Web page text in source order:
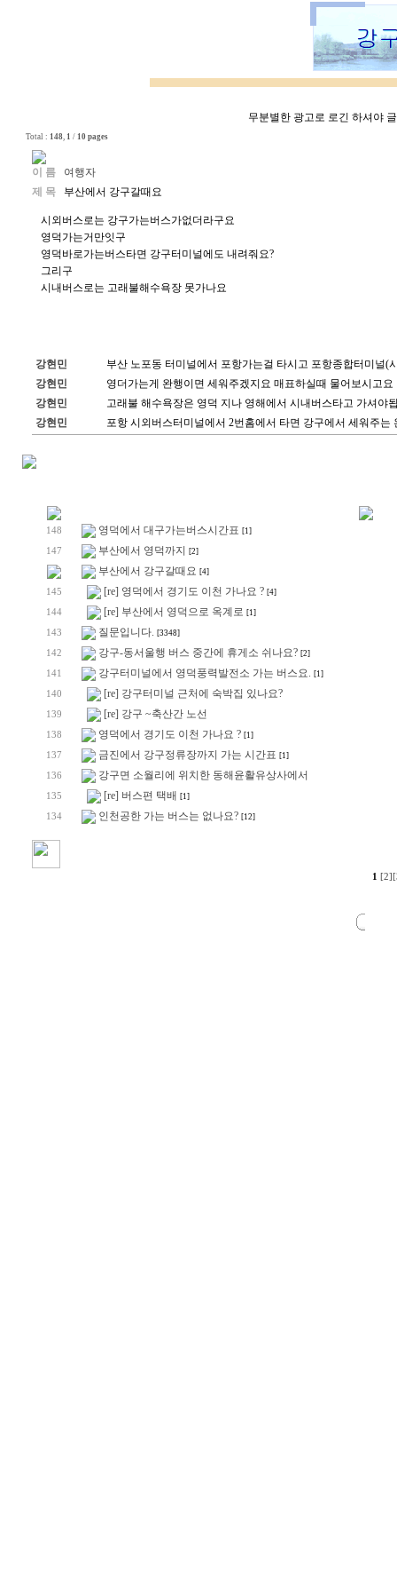
무분별한 광고로 로긴 하셔야
Total : 148, 1 / 10 pages
이 름
여행자
제 목
부산에서 강구갈때요
시외버스로는 강구가는버스가없더라구요
영덕가는거만잇구
영덕바로가는버스타면 강구터미널에도 내려줘요?
그리구
시내버스로는 고래불해수욕장 못가나요
강현민
부산 노포동 터미널에서 포항가는걸 타시고 포항종합터미널(
강현민
영더가는게 완행이면 세워주겠지요 매표하실때 물어보시고요
강현민
고래불 해수욕장은 영덕 지나 영해에서 시내버스타고 가셔야
강현민
포항 시외버스터미널에서 2번홈에서 타면 강구에서 세워주는
148 영덕에서 대구가는버스시간표 [1]
147 부산에서 영덕까지 [2]
부산에서 강구갈때요 [4]
145 [re] 영덕에서 경기도 이천 가나요 ? [4]
144 [re] 부산에서 영덕으로 옥계로 [1]
143 질문입니다. [3348]
142 강구-동서울행 버스 중간에 휴게소 쉬나요? [2]
141 강구터미널에서 영덕풍력발전소 가는 버스요. [1]
140 [re] 강구터미널 근처에 숙박집 있나요?
139 [re] 강구 ~축산간 노선
138 영덕에서 경기도 이천 가나요 ? [1]
137 금진에서 강구정류장까지 가는 시간표 [1]
136 강구면 소월리에 위치한 동해윤활유상사에서
135 [re] 버스편 택배 [1]
134 인천공한 가는 버스는 없나요? [12]
1 [2]